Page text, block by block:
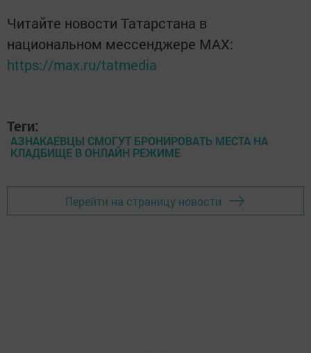
Читайте новости Татарстана в
национальном мессенджере MАХ:
https://max.ru/tatmedia
Теги:
АЗНАКАЕВЦЫ СМОГУТ БРОНИРОВАТЬ МЕСТА НА
КЛАДБИЩЕ В ОНЛАЙН РЕЖИМЕ
Перейти на страницу новости